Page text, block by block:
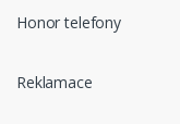
Honor telefony
Reklamace